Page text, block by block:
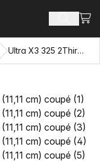
Voir
Ultra X3 325 2Thirty Bit — 4,375 po (11,11 cm) coupé